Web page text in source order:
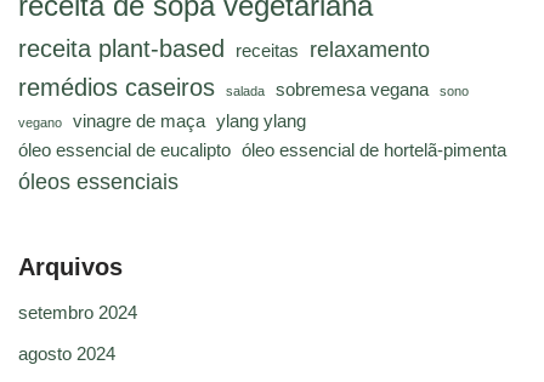
receita plant-based receitas relaxamento
remédios caseiros salada sobremesa vegana sono
vegano vinagre de maça ylang ylang
óleo essencial de eucalipto óleo essencial de hortelã-pimenta
óleos essenciais
Arquivos
setembro 2024
agosto 2024